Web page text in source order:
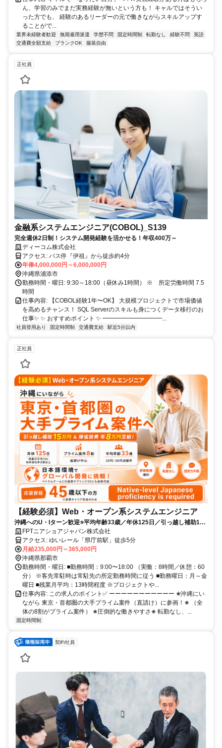
ん、学習のみでまだ実務経験が無いという方も！ キャルではそうい
った方でも、 経験のあるリーダーの元で働きながらスキルアップす
ることがで...
業界未経験者歓迎 無期雇用派遣 学歴不問 固定時間制 転勤なし 経験不問
英語
交通費全額支給
ブランクOK 服装自由
正社員
金融系システムエンジニア(COBOL)_S139
完全週休2日制！システム開発経験を活かせる！年収400万～
ディーコム株式会社
アクセス: バス停『伊祖』から徒歩約4分
年俸4,000,000円～6,000,000円
沖縄県浦添市
勤務時間・曜日: 9:30～18:00（昼休み1時間） ※ 所定労働時間 7.5
時間
仕事内容: 【COBOL経験1年〜OK】 大規模プロジェクトで市場価値
を高めるチャンス！ SQL Serverのスキルも身につくデータ移行のお
仕事✨ ✨ おすすめポイント ✨ ━━━━━━━━━━...
社員登用あり 固定時間制 交通費支給 駅近5分以内
正社員
【経験必須】Web・オープン系システムエンジニア
沖縄へのU・Iターン歓迎⭐平均年齢33歳／年休125日／引っ越し補助15
万円＆帰省手当あり✅
FPTニアショアジャパン株式会社
アクセス: ゆいレール「県庁前駅」徒歩5分
月給235,000円～365,000円
沖縄県那覇市
勤務時間・曜日: ■勤務時間：9:00〜18:00 （実働：8時間／休憩：60
分） ※客先常駐時は常駐先の所定勤務時間に従う ■勤務曜日：月～金
曜日 ■残業月平均：13時間程度 ※プロジェクトや...
仕事内容: この求人のポイント✅ ーーーーーーーーーーー ✬沖縄にい
ながら 東京・首都圏の大手プライム案件（直請け）に参画！✬ （全
体の8割がプライム案件） ✬圧倒的な働きやすさ✬ 転勤なし、...
固定時間制
契約社員